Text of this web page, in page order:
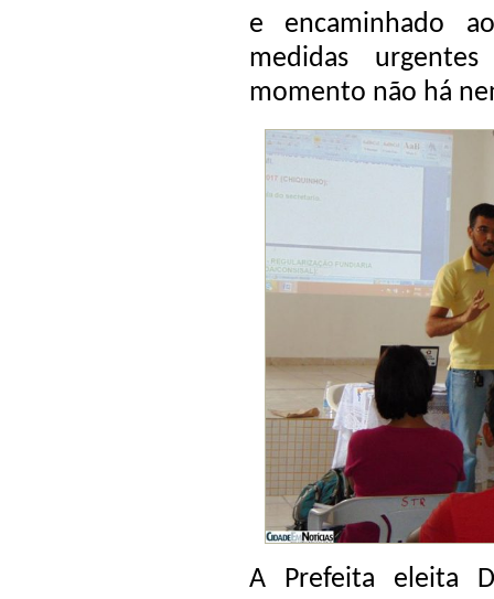
e encaminhado
medidas
momento não há
A Prefeita eleita